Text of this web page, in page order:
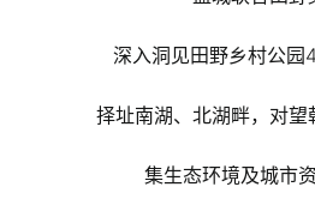
深入洞见田野乡村公园
择址南湖、北湖畔，对望
集生态环境及城市